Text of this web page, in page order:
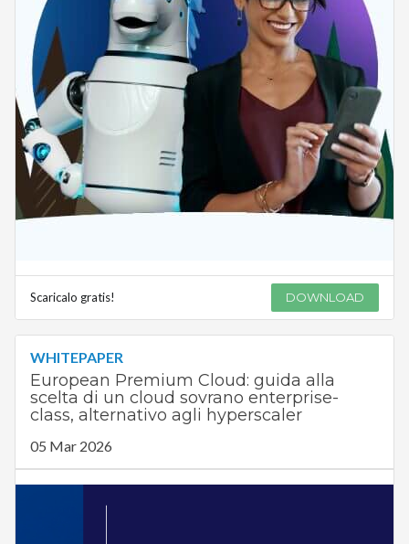
Scaricalo gratis! DOWNLOAD
WHITEPAPER
European Premium Cloud: guida alla
scelta di un cloud sovrano enterprise-
class, alternativo agli hyperscaler
05 Mar 2026